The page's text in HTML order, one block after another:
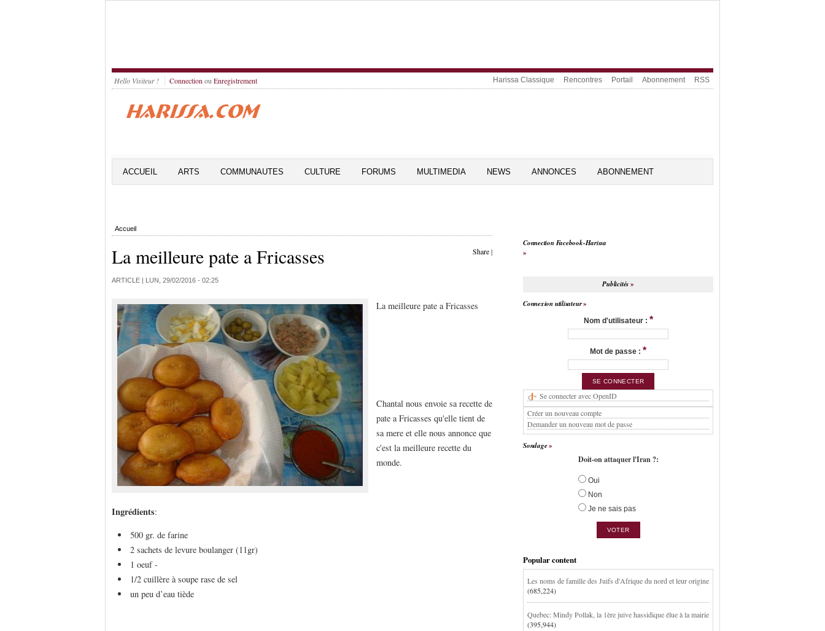
Hello Visiteur ! Connection ou Enregistrement Harissa Classique Rencontres Portail Abonnement RSS
ACCUEIL ARTS COMMUNAUTES CULTURE FORUMS MULTIMEDIA NEWS ANNONCES ABONNEMENT
Accueil
Share|
La meilleure pate a Fricasses
ARTICLE | LUN, 29/02/2016 - 02:25
La meilleure pate a Fricasses
Chantal nous envoie sa recette de
pate a Fricasses qu'elle tient de
sa mere et elle nous annonce que
c'est la meilleure recette du
monde.
Ingrédients:
500 gr. de farine
2 sachets de levure boulanger (11gr)
1 oeuf -
1/2 cuillère à soupe rase de sel
un peu d’eau tiède
Connection Facebook-Harissa
Publicités
Connexion utilisateur
Nom d'utilisateur : *
Mot de passe : *
Se connecter avec OpenID
Créer un nouveau compte
Demander un nouveau mot de passe
Sondage
Doit-on attaquer l'Iran ?:
Oui
Non
Je ne sais pas
Popular content
Les noms de famille des Juifs d'Afrique du nord et leur origine
(685,224)
Quebec: Mindy Pollak, la 1ère juive hassidique élue à la mairie
(395,944)